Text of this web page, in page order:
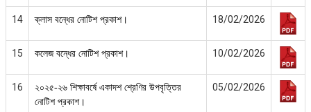
14 ক্লাস বন্ধের নোটিশ প্রকাশ। 18/02/2026
15 কলেজ বন্ধের নোটিশ প্রকাশ। 10/02/2026
16
২০২৫-২৬ শিক্ষাবর্ষে একাদশ শ্রেণির উপবৃত্তির
নোটিশ প্রকাশ।
05/02/2026